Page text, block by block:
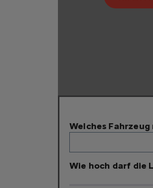
Welches Fahrzeug
Wie hoch darf die